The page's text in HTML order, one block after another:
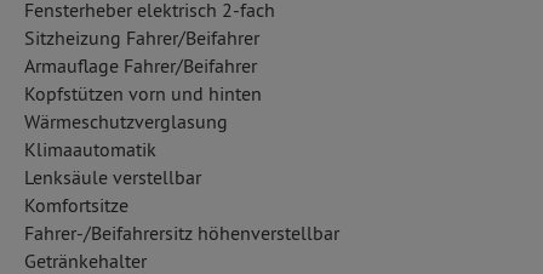
Fensterheber elektrisch 2-fach
Sitzheizung Fahrer/Beifahrer
Armauflage Fahrer/Beifahrer
Kopfstützen vorn und hinten
Wärmeschutzverglasung
Klimaautomatik
Lenksäule verstellbar
Komfortsitze
Fahrer-/Beifahrersitz höhenverstellbar
Getränkehalter